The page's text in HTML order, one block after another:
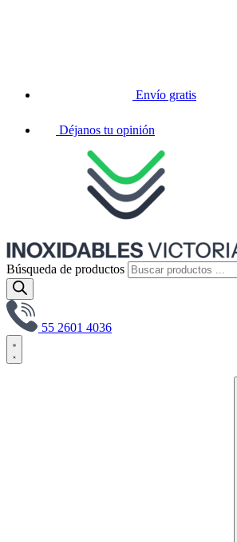
Envío gratis
Déjanos tu opinión
Búsqueda de productos
55 2601 4036